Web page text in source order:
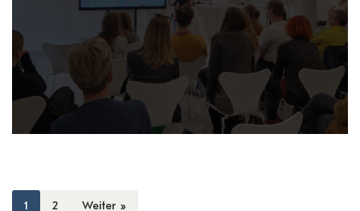
1 2 Weiter »